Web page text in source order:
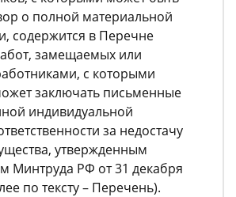
о полной материальной
содержится в Перечне
замещаемых или
с которыми
заключать письменные
индивидуальной
за недостачу
утвержденным
Минтруда РФ от 31 декабря
по тексту – Перечень).